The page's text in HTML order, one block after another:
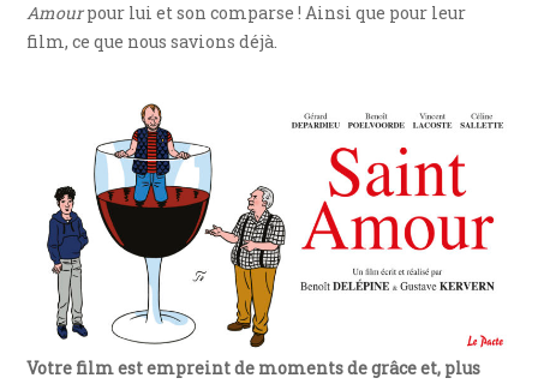
Amourpour lui et son comparse ! Ainsi que pour leur
film, ce que nous savions déjà.
Votre film est empreint de moments de grâce et, plus